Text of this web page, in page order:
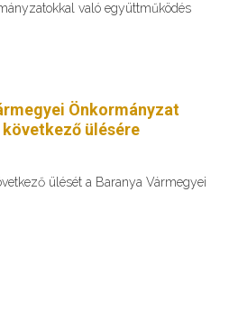
való együttműködés
Önkormányzat
ülésére
ülését a Baranya Vármegyei